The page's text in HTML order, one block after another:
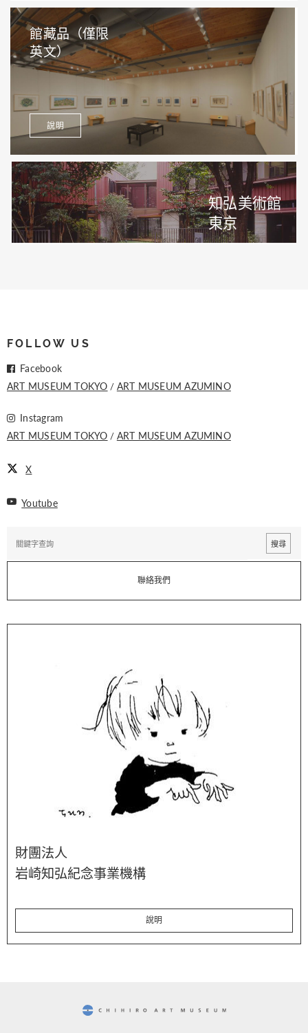
館藏品（僅限
英文）
說明
知弘美術館
東京
FOLLOW US
Facebook
ART MUSEUM TOKYO
ART MUSEUM AZUMINO
Instagram
ART MUSEUM TOKYO
ART MUSEUM AZUMINO
X
Youtube
聯絡我們
財團法人
岩崎知弘紀念事業機構
說明